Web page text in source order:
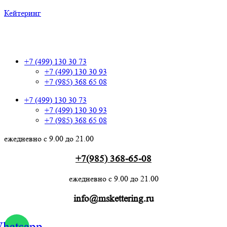
Кейтеринг
+7 (499) 130 30 73
+7 (499) 130 30 93
+7 (985) 368 65 08
+7 (499) 130 30 73
+7 (499) 130 30 93
+7 (985) 368 65 08
ежедневно с 9.00 до 21.00
+7(985) 368-65-08
ежедневно с 9.00 до 21.00
info@mskettering.ru